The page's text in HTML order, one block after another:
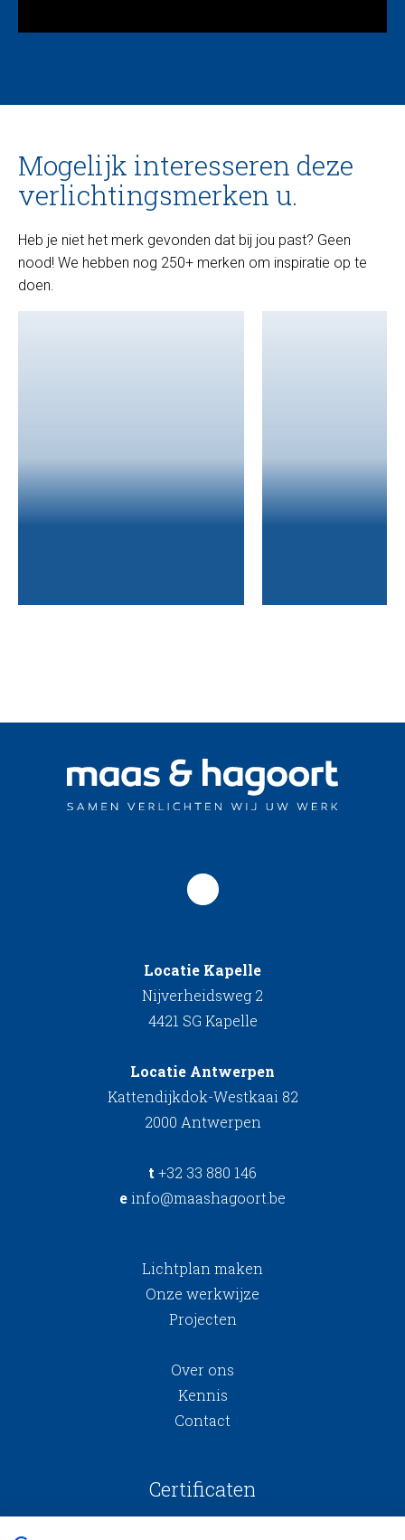
Mogelijk interesseren deze
verlichtingsmerken u.
Heb je niet het merk gevonden dat bij jou past? Geen
nood! We hebben nog 250+ merken om inspiratie op te
doen.
Locatie Kapelle
Nijverheidsweg 2
4421 SG Kapelle
Locatie Antwerpen
Kattendijkdok-Westkaai 82
2000 Antwerpen
t +32 33 880 146
einfo@maashagoort.be
Lichtplan maken
Onze werkwijze
Projecten
Over ons
Kennis
Contact
Certificaten